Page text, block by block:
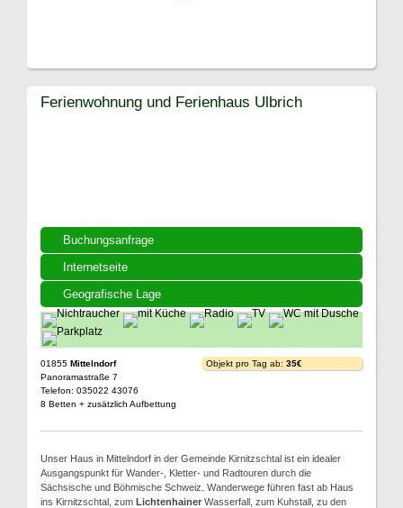
Buchungsanfrage
Internetseite
Geografische Lage
Ferienwohnung und Ferienhaus Ulbrich
01855 Mittelndorf
Panoramastraße 7
Telefon: 035022 43076
8 Betten + zusätzlich Aufbettung
Objekt pro Tag ab: 35€
Unser Haus in Mittelndorf in der Gemeinde Kirnitzschtal ist ein idealer
Ausgangspunkt für Wander-, Kletter- und Radtouren durch die
Sächsische und Böhmische Schweiz. Wanderwege führen fast ab Haus
ins Kirnitzschtal, zum Lichtenhainer Wasserfall, zum Kuhstall, zu den